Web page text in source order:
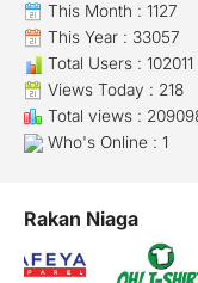
This Month : 1127
This Year : 33057
Total Users : 102011
Views Today : 218
Total views :
Who's Online : 1
Rakan Niaga